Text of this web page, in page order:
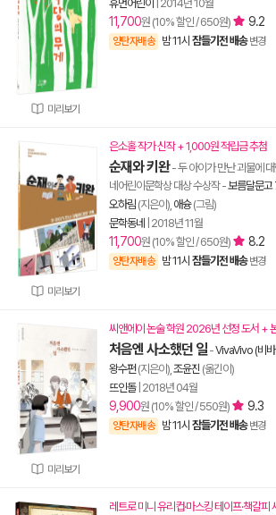
미리보기
휴먼어린이
2014년 10월
11,700원 (10% 할인 / 650원) 9.2
양탄자배송 밤 11시 잠들기전 배송 변경
미리보기
은소홀 작가 신작 + 1,000원 적립금 추첨
순재와 키완- 두 아이가 만난 괴물에
네어린이문학상 대상 수상작-보름달문
오하림 (지은이), 애슝(그림)
문학동네
2018년 11월
11,700원 (10% 할인 / 650원) 8.2
양탄자배송 밤 11시 잠들기전 배송 변경
미리보기
씨앤에이 논술 학원 2026년 선정 도서 +
처음엔 사소했던 일 -VivaVivo (비
왕수펀(지은이), 조윤진 (옮긴이)
뜨인돌| 2018년 04월
9,900원 (10% 할인 / 550원) 9.3
양탄자배송 밤 11시 잠들기전 배송 변경
레트로 미니 유리컵·마스킹 테이프·책갈피